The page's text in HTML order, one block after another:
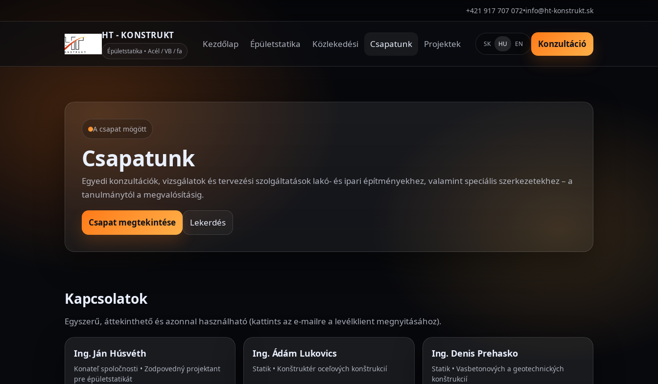
+421 917 707 072•info@ht-konstrukt.sk
HT - KONSTRUKT
Épületstatika • Acél / VB / fa
Kezdőlap Épületstatika Közlekedési Csapatunk Projektek SK HU EN Konzultáció
A csapat mögött
Csapatunk
Egyedi konzultációk, vizsgálatok és tervezési szolgáltatások lakó- és ipari építményekhez, valamint speciális szerkezetekhez – a
tanulmánytól a megvalósításig.
Csapat megtekintése Lekerdés
Kapcsolatok
Egyszerű, áttekinthető és azonnal használható (kattints az e-mailre a levélklient megnyitásához).
Ing. Ján Húsvéth
Konateľ spoločnosti • Zodpovedný projektant
pre épületstatikát
Ing. Ádám Lukovics
Statik • Konštruktér oceľových konštrukcií
Ing. Denis Prehasko
Statik • Vasbetonových a geotechnických
konštrukcií